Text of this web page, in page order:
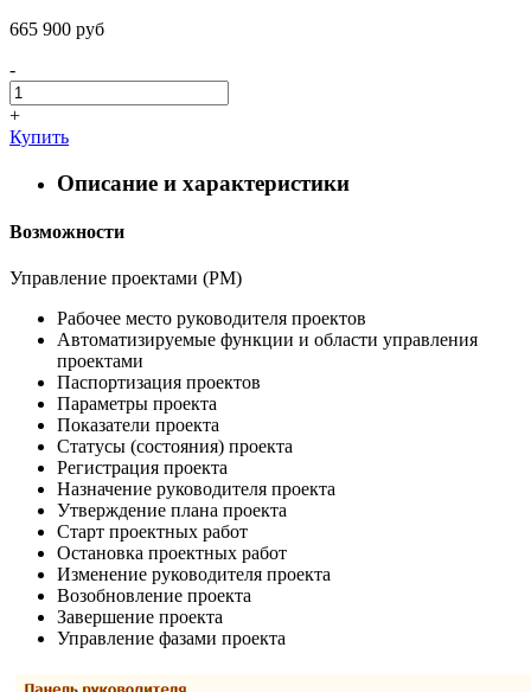
665 900 pуб
-
+
Купить
Описание и характеристики
Возможности
Управление проектами (PM)
Рабочее место руководителя проектов
Автоматизируемые функции и области управления
проектами
Паспортизация проектов
Параметры проекта
Показатели проекта
Статусы (состояния) проекта
Регистрация проекта
Назначение руководителя проекта
Утверждение плана проекта
Старт проектных работ
Остановка проектных работ
Изменение руководителя проекта
Возобновление проекта
Завершение проекта
Управление фазами проекта